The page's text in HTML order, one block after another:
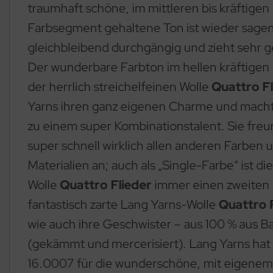
traumhaft schöne, im mittleren bis kräftigen
Farbsegment gehaltene Ton ist wieder
gleichbleibend durchgängig und zieht sehr
Der wunderbare Farbton im hellen
der herrlich streichelfeinen Wolle Quattro
Yarns ihren ganz eigenen Charme und
zu einem super Kombinationstalent. Sie
super schnell wirklich allen anderen Farben
Materialien an; auch als „Single-Farbe“ ist
Wolle Quattro Flieder immer einen zweiten
fantastisch zarte Lang Yarns-Wolle Quattro
wie auch ihre Geschwister – aus 100 % aus
(gekämmt und mercerisiert). Lang Yarns
16.0007 für die wunderschöne, mit